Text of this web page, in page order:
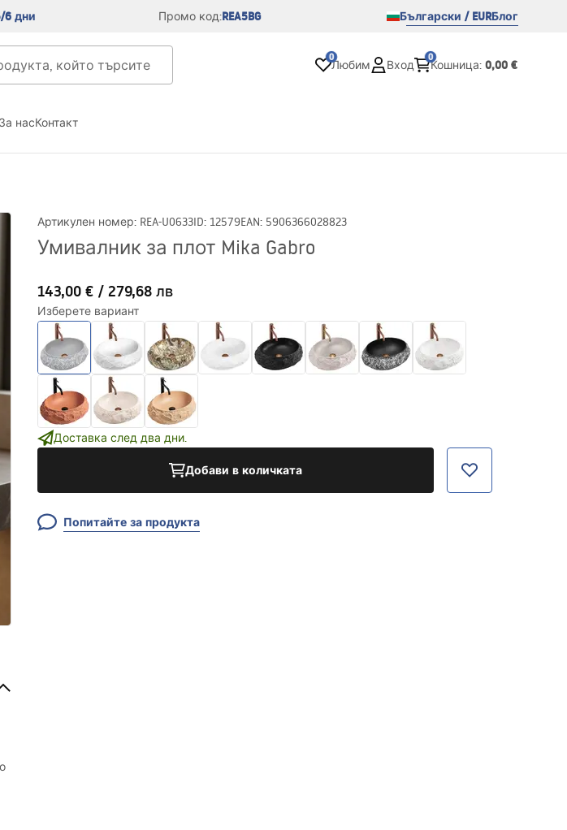
6 дни Промо код:REA5BG Български / EURБлог
0
Любим Вход
0
Кошница: 0,00 €
За насКонтакт
Артикулен номер: REA-U0633ID: 12579EAN: 5906366028823
Умивалник за плот Mika Gabro
143,00 € / 279,68 лв
Изберете вариант
Доставка след два дни.
Добави в количката
Попитайте за продукта